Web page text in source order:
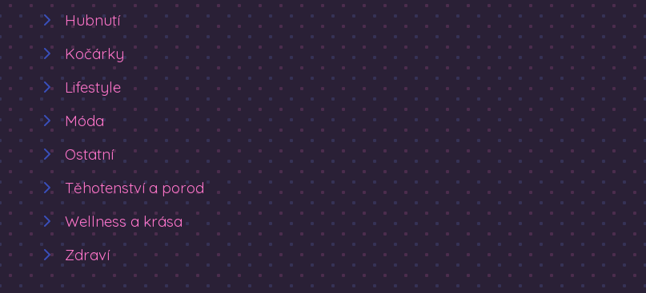
Hubnutí
Kočárky
Lifestyle
Móda
Ostatní
Těhotenství a porod
Wellness a krása
Zdraví